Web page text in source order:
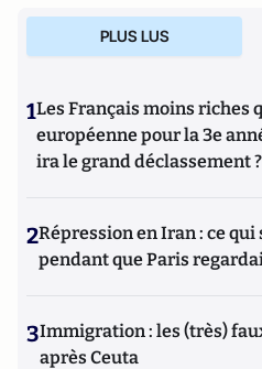
PLUS LUS
1Les Français moins riches
européenne pour la 3e
ira le grand déclassement ?
2Répression en Iran : ce
pendant que Paris
3Immigration : les (très)
après Ceuta